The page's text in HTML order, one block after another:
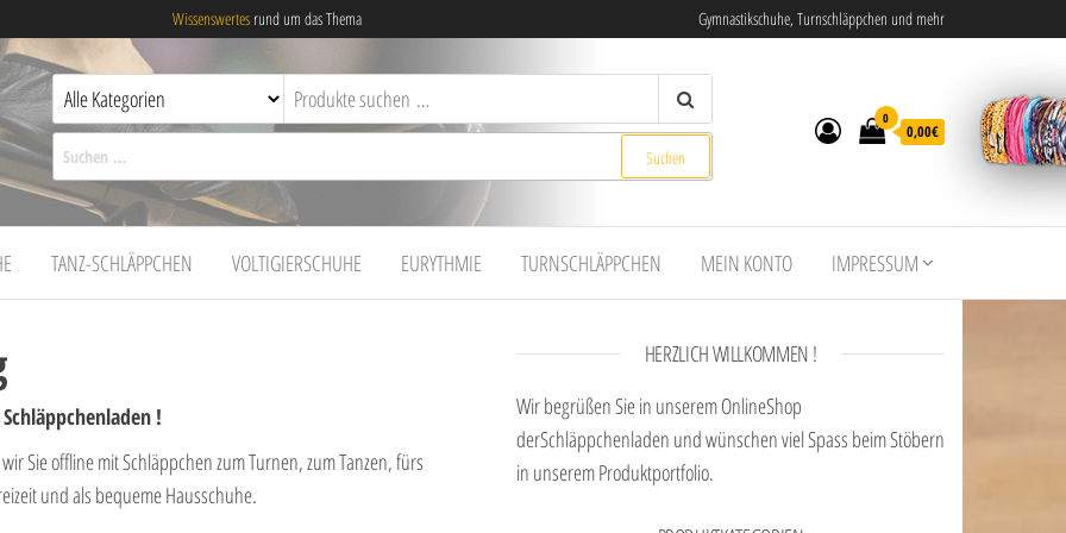
Wissenswertesrund um das Thema Gymnastikschuhe, Turnschläppchen und mehr
Suchen nach:
0
0,00€
TANZ-SCHLÄPPCHEN VOLTIGIERSCHUHE EURYTHMIE TURNSCHLÄPPCHEN MEIN KONTO IMPRESSUM
!
Sie offline mit Schläppchen zum Turnen, zum Tanzen, fürs
und als bequeme Hausschuhe.
HERZLICH WILLKOMMEN !
Wir begrüßen Sie in unserem OnlineShop
derSchläppchenladen und wünschen viel Spass beim Stöbern
in unserem Produktportfolio.